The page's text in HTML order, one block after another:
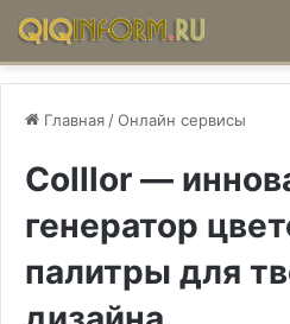
Главная /Онлайн сервисы
Colllor —
генератор
палитры для